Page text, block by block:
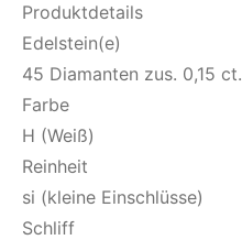
Produktdetails
Edelstein(e)
45 Diamanten zus. 0,15 ct.
Farbe
H (Weiß)
Reinheit
si (kleine Einschlüsse)
Schliff